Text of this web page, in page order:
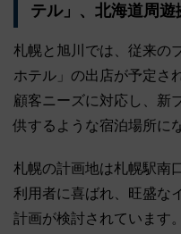
テル」、北海道周遊
札幌と旭川では、従来の
ホテル」の出店が予定さ
顧客ニーズに対応し、新
供するような宿泊場所に
札幌の計画地は札幌駅南
利用者に喜ばれ、旺盛な
計画が検討されています。